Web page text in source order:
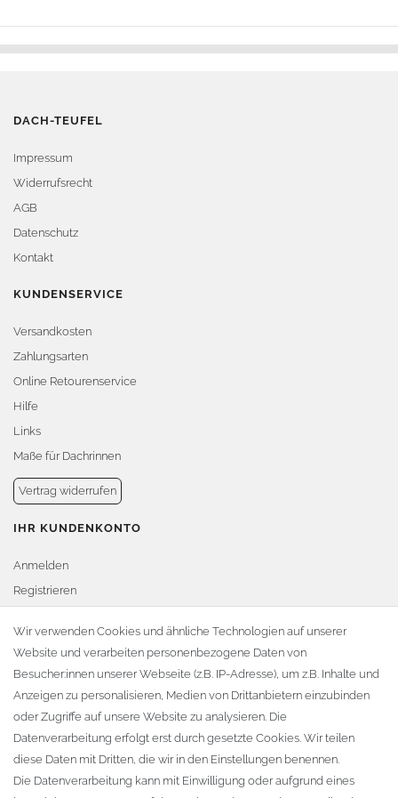
DACH-TEUFEL
Impressum
Widerrufsrecht
AGB
Datenschutz
Kontakt
KUNDENSERVICE
Versandkosten
Zahlungsarten
Online Retourenservice
Hilfe
Links
Maße für Dachrinnen
Vertrag widerrufen
IHR KUNDENKONTO
Anmelden
Registrieren
Warenkorb
Zur Kasse
KONTAKT
Fa. Steffen Jost
Söbrigener Weg 50
D-01796 Pirna
Wir verwenden Cookies und ähnliche Technologien auf unserer
Website und verarbeiten personenbezogene Daten von
Besucher:innen unserer Webseite (z.B. IP-Adresse), um z.B. Inhalte und
Anzeigen zu personalisieren, Medien von Drittanbietern einzubinden
oder Zugriffe auf unsere Website zu analysieren. Die
Datenverarbeitung erfolgt erst durch gesetzte Cookies. Wir teilen
diese Daten mit Dritten, die wir in den Einstellungen benennen.
Die Datenverarbeitung kann mit Einwilligung oder aufgrund eines